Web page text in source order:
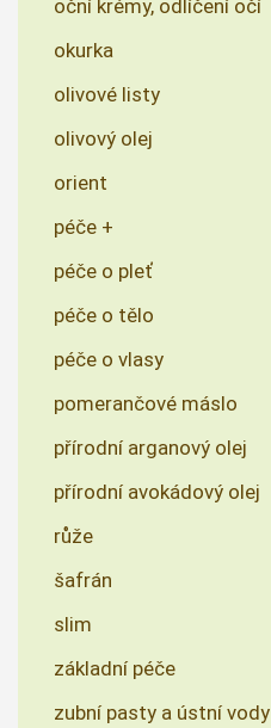
oční krémy, odlíčení očí
okurka
olivové listy
olivový olej
orient
péče +
péče o pleť
péče o tělo
péče o vlasy
pomerančové máslo
přírodní arganový olej
přírodní avokádový olej
růže
šafrán
slim
základní péče
zubní pasty a ústní vody